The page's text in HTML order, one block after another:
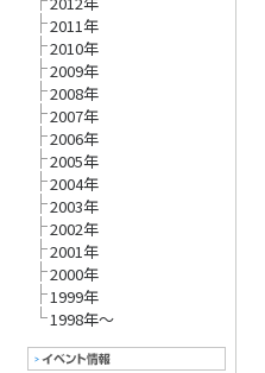
2011年
2010年
2009年
2008年
2007年
2006年
2005年
2004年
2003年
2002年
2001年
2000年
1999年
1998年～